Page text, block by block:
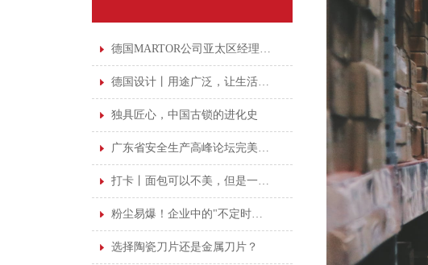
德国MARTOR公司亚太区经理亲临广州鑫磊培训
德国设计丨用途广泛，让生活更"剪"单
独具匠心，中国古锁的进化史
广东省安全生产高峰论坛完美落幕，安全意识永不落幕
打卡丨面包可以不美，但是一定要干净
粉尘易爆！企业中的"不定时炸弹"！
选择陶瓷刀片还是金属刀片？